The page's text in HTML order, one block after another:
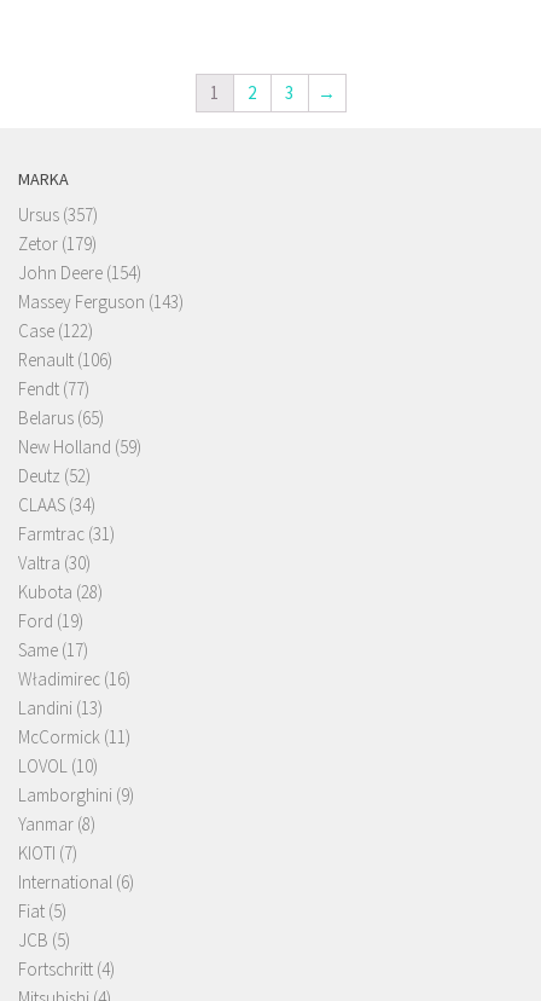
1 2 3 →
MARKA
Ursus (357)
Zetor (179)
John Deere (154)
Massey Ferguson (143)
Case (122)
Renault (106)
Fendt (77)
Belarus (65)
New Holland (59)
Deutz (52)
CLAAS (34)
Farmtrac (31)
Valtra (30)
Kubota (28)
Ford (19)
Same (17)
Władimirec (16)
Landini (13)
McCormick (11)
LOVOL (10)
Lamborghini (9)
Yanmar (8)
KIOTI (7)
International (6)
Fiat (5)
JCB (5)
Fortschritt (4)